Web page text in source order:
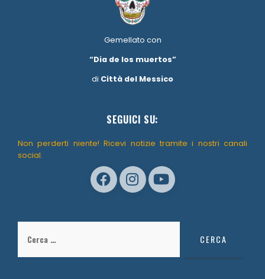
Gemellato con
“Dia de los muertos”
di Città del Messico
SEGUICI SU:
Non perderti niente! Ricevi notizie tramite i nostri canali
social.
per: